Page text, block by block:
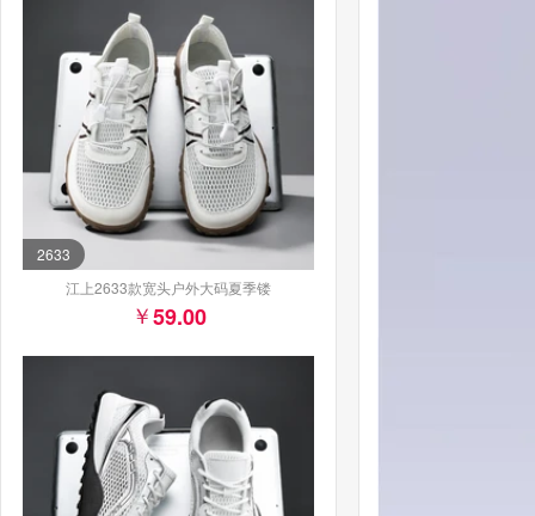
2633
江上2633款宽头户外大码夏季镂
59.00